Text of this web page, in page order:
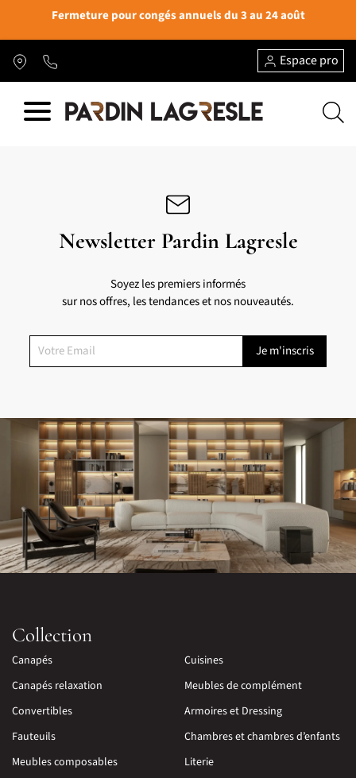
Fermeture pour congés annuels du 3 au 24 août
Espace pro
Newsletter Pardin Lagresle
Soyez les premiers informés
sur nos offres, les tendances et nos nouveautés.
Collection
Canapés
Canapés relaxation
Convertibles
Fauteuils
Meubles composables
Cuisines
Meubles de complément
Armoires et Dressing
Chambres et chambres d’enfants
Literie